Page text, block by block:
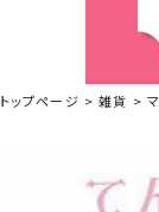
トップページ 雑貨